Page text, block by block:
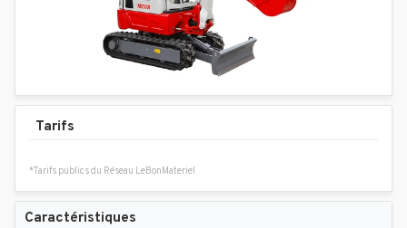
Caractéristiques
Tarifs
*Tarifs publics du Réseau LeBonMateriel